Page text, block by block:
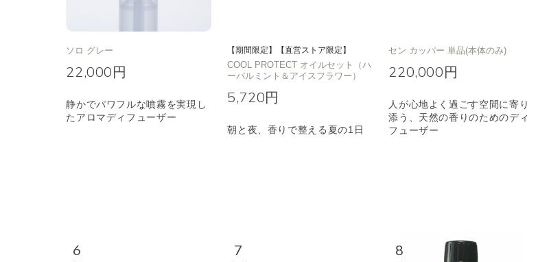
ソロ グレー
22,000円
静かでパワフルな噴霧を実現し
たアロマディフューザー
【期間限定】【直営ストア限定】
COOL PROTECT オイルセット（ハ
ーバルミント＆アイスフラワー）
5,720円
朝と夜、香りで整える夏の1日
セン カッパー 単品(本体のみ)
220,000円
人が心地よく過ごす空間に寄り
添う、天然の香りのためのディ
フューザー